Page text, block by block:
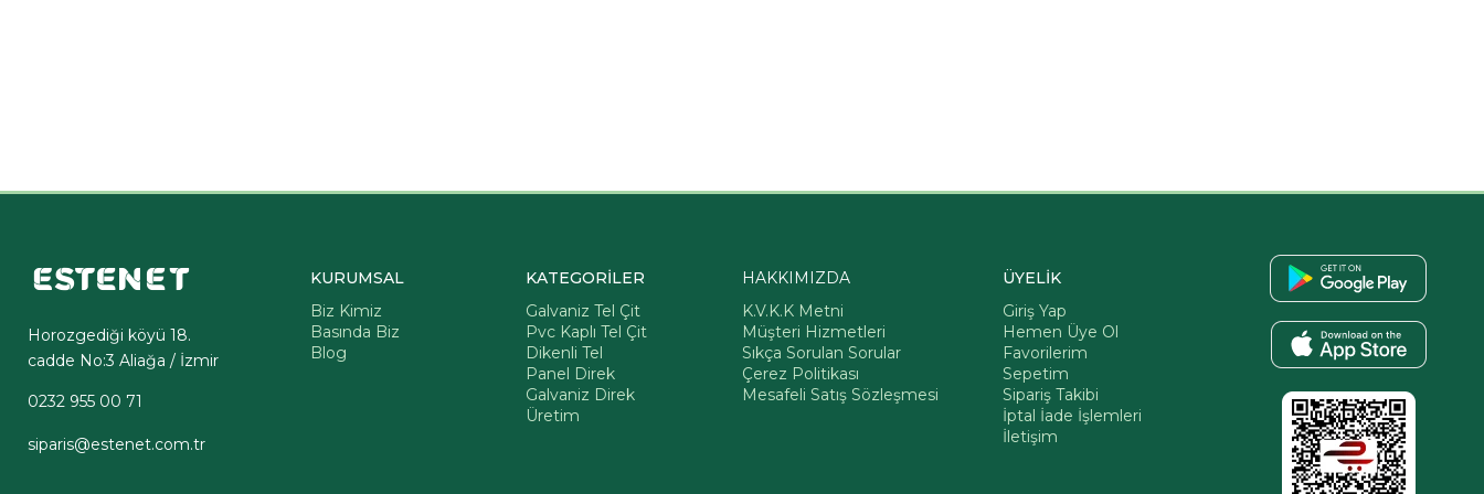
Horozgediği köyü 18.
cadde No:3 Aliağa / İzmir
0232 955 00 71
siparis@estenet.com.tr
KURUMSAL
Biz Kimiz
Basında Biz
Blog
KATEGORİLER
Galvaniz Tel Çit
Pvc Kaplı Tel Çit
Dikenli Tel
Panel Direk
Galvaniz Direk
Üretim
HAKKIMIZDA
K.V.K.K Metni
Müşteri Hizmetleri
Sıkça Sorulan Sorular
Çerez Politikası
Mesafeli Satış Sözleşmesi
ÜYELİK
Giriş Yap
Hemen Üye Ol
Favorilerim
Sepetim
Sipariş Takibi
İptal İade İşlemleri
İletişim